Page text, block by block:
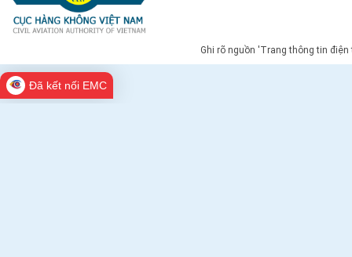
Ghi rõ nguồn 'Trang thông tin
Đã kết nối EMC